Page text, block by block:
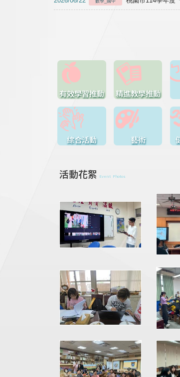
有效學習推動 精進教學推動
綜合活動 藝術
活動花絮 Event Photos